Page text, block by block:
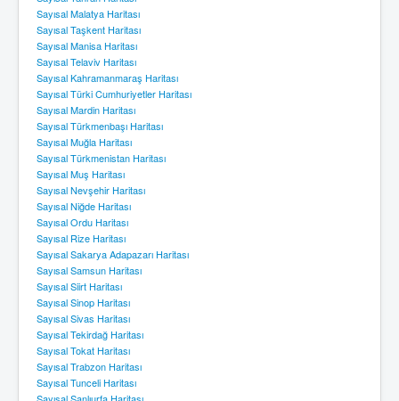
Sayısal Malatya Haritası
Sayısal Taşkent Haritası
Sayısal Manisa Haritası
Sayısal Telaviv Haritası
Sayısal Kahramanmaraş Haritası
Sayısal Türki Cumhuriyetler Haritası
Sayısal Mardin Haritası
Sayısal Türkmenbaşı Haritası
Sayısal Muğla Haritası
Sayısal Türkmenistan Haritası
Sayısal Muş Haritası
Sayısal Nevşehir Haritası
Sayısal Niğde Haritası
Sayısal Ordu Haritası
Sayısal Rize Haritası
Sayısal Sakarya Adapazarı Haritası
Sayısal Samsun Haritası
Sayısal Siirt Haritası
Sayısal Sinop Haritası
Sayısal Sivas Haritası
Sayısal Tekirdağ Haritası
Sayısal Tokat Haritası
Sayısal Trabzon Haritası
Sayısal Tunceli Haritası
Sayısal Şanlıurfa Haritası